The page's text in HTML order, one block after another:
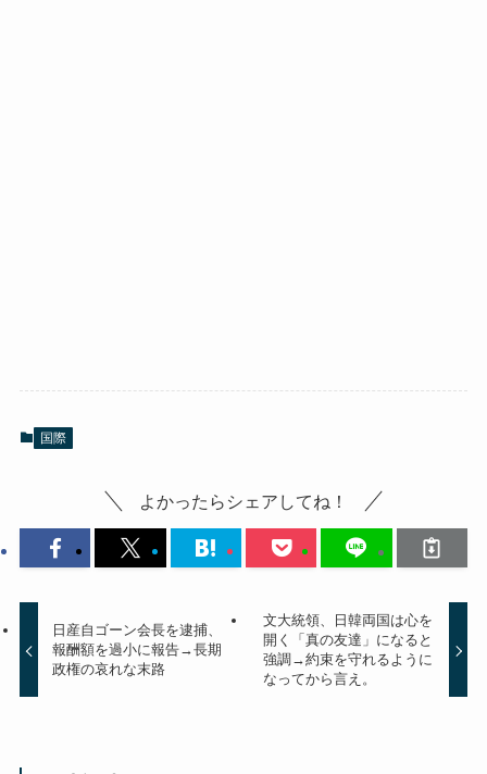
国際
よかったらシェアしてね！
日産自ゴーン会長を逮捕、
報酬額を過小に報告→長期
政権の哀れな末路
文大統領、日韓両国は心を
開く「真の友達」になると
強調→約束を守れるように
なってから言え。